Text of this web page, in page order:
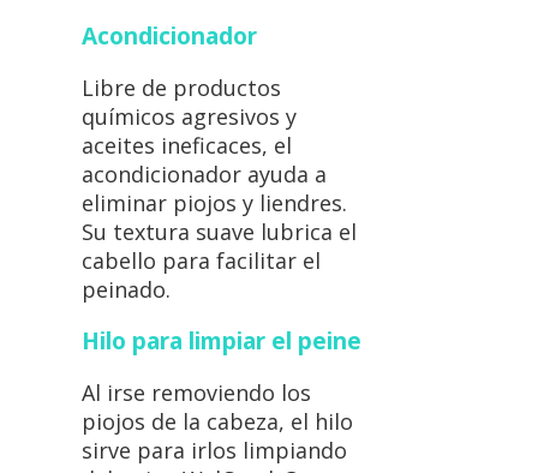
Acondicionador
Libre de productos
químicos agresivos y
aceites ineficaces, el
acondicionador ayuda a
eliminar piojos y liendres.
Su textura suave lubrica el
cabello para facilitar el
peinado.
Hilo para limpiar el peine
Al irse removiendo los
piojos de la cabeza, el hilo
sirve para irlos limpiando